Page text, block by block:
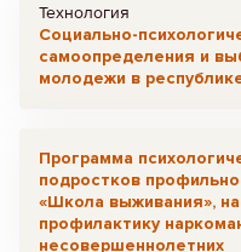
Технология
Социально-
самоопределения и
молодежи в
Программа
подростков
«Школа выживания»,
профилактику
несовершеннолетних